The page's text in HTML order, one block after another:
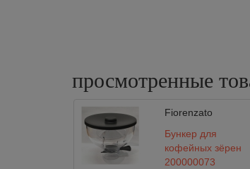
просмотренные
Fiorenzato
Бункер для
кофейных зёрен
200000073